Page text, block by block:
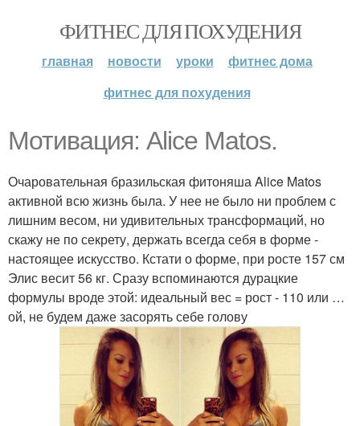
ФИТНЕС ДЛЯ ПОХУДЕНИЯ
главная новости уроки
фитнес дома
фитнес для похудения
Мотивация: Alice Matos.
Очаровательная бразильская фитоняша Alice Matos
активной всю жизнь была. У нее не было ни проблем с
лишним весом, ни удивительных трансформаций, но
скажу не по секрету, держать всегда себя в форме -
настоящее искусство. Кстати о форме, при росте 157 см
Элис весит 56 кг. Сразу вспоминаются дурацкие
формулы вроде этой: идеальный вес = рост - 110 или …
ой, не будем даже засорять себе голову